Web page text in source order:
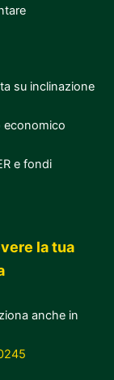
su inclinazione
economico
e fondi
la tua
anche in